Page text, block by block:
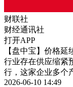
财联社
财经通讯社
打开APP
【盘中宝】价格
行业存在供应缩紧
行，这家企业多个
2026-06-10 14:49